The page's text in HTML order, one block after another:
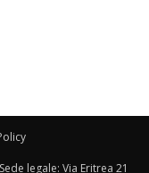
legale: Via Eritrea 21